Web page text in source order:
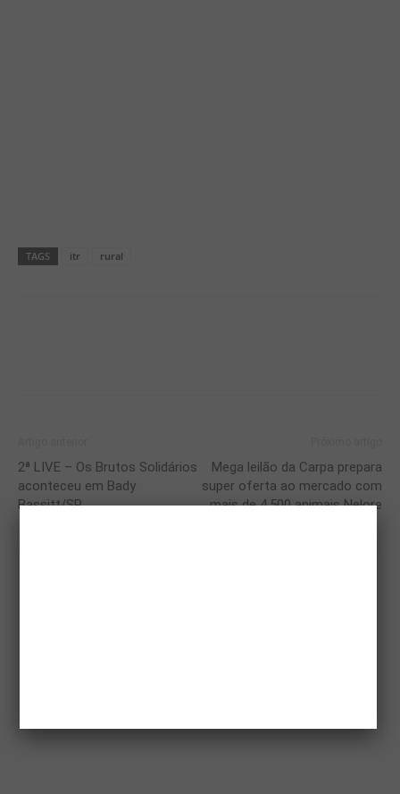
TAGS itr rural
2ª LIVE – Os Brutos Solidários
aconteceu em Bady
Bassitt/SP
Mega leilão da Carpa prepara
super oferta ao mercado com
mais de 4.500 animais Nelore